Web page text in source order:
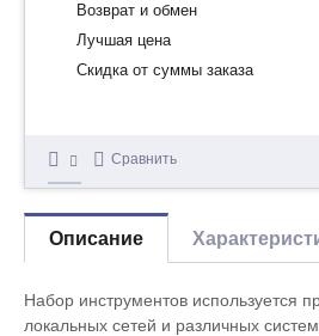
Возврат и обмен
Лучшая цена
Скидка от суммы заказа
Сравнить
Описание
Набор инструментов используется
локальных сетей и различных